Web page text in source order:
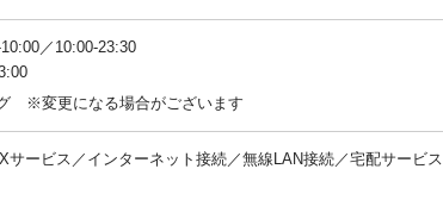
／10:00-23:30
※変更になる場合がございます
ービス／インターネット接続／無線LAN接続／宅配サービス